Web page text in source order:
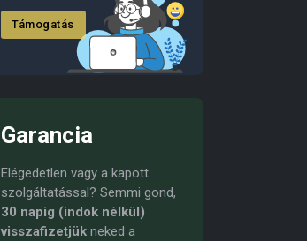
Támogatás
Garancia
Elégedetlen vagy a kapott
szolgáltatással? Semmi gond,
30 napig (indok nélkül)
visszafizetjükneked a